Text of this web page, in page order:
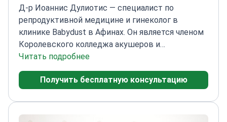
Д-р Иоаннис Дулиотис — специалист по
репродуктивной медицине и гинеколог в
клинике Babydust в Афинах. Он является членом
Королевского колледжа акушеров и
гинекологов (MRCOG). Д-р Дулиотис
специализируется на персонализированном
лечении бесплодия для иностранных пациентов.
малоинвазивные операции. Завершил
узкоспециализированное обучение в области
Читать подробнее
Получить бесплатную консультацию